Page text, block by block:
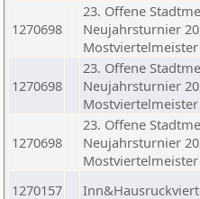
1270698
23. Offene
Neujahrsturnier
Mostviertelmeister
1270698
23. Offene
Neujahrsturnier
Mostviertelmeister
1270698
23. Offene
Neujahrsturnier
Mostviertelmeister
1270157